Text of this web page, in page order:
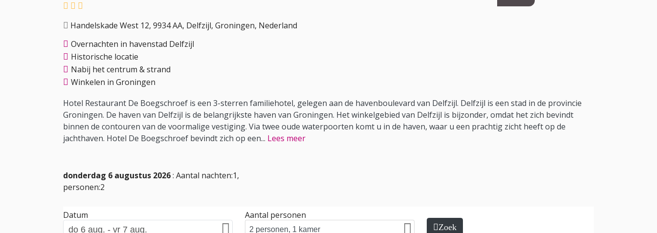
Handelskade West 12, 9934 AA, Delfzijl, Groningen, Nederland
Overnachten in havenstad Delfzijl
Historische locatie
Nabij het centrum & strand
Winkelen in Groningen
Hotel Restaurant De Boegschroef is een 3-sterren familiehotel, gelegen aan de havenboulevard van Delfzijl. Delfzijl is een stad in de provincie
Groningen. De haven van Delfzijl is de belangrijkste haven van Groningen. Het winkelgebied van Delfzijl is bijzonder, omdat het zich bevindt
binnen de contouren van de voormalige vestiging. Via twee oude waterpoorten komt u in de haven, waar u een prachtig zicht heeft op de
jachthaven. Hotel De Boegschroef bevindt zich op een... Lees meer
donderdag 6 augustus 2026: Aantal nachten:1,
personen:2
Datum Aantal personen
Zoek